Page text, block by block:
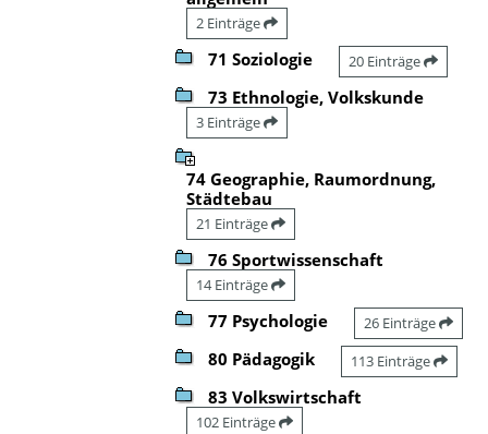
2 Einträge
71 Soziologie 20 Einträge
73 Ethnologie, Volkskunde
3 Einträge
74 Geographie, Raumordnung,
Städtebau
21 Einträge
76 Sportwissenschaft
14 Einträge
77 Psychologie 26 Einträge
80 Pädagogik 113 Einträge
83 Volkswirtschaft
102 Einträge